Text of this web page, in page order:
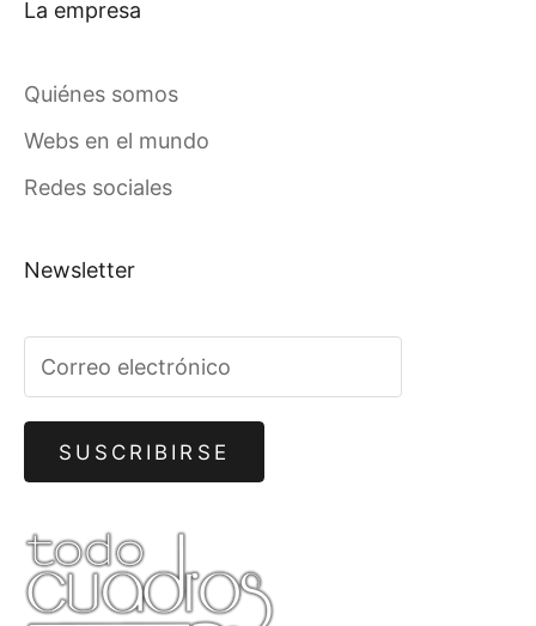
La empresa
Quiénes somos
Webs en el mundo
Redes sociales
Newsletter
SUSCRIBIRSE